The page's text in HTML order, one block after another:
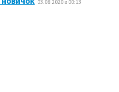
03.08.2020 в 00:13